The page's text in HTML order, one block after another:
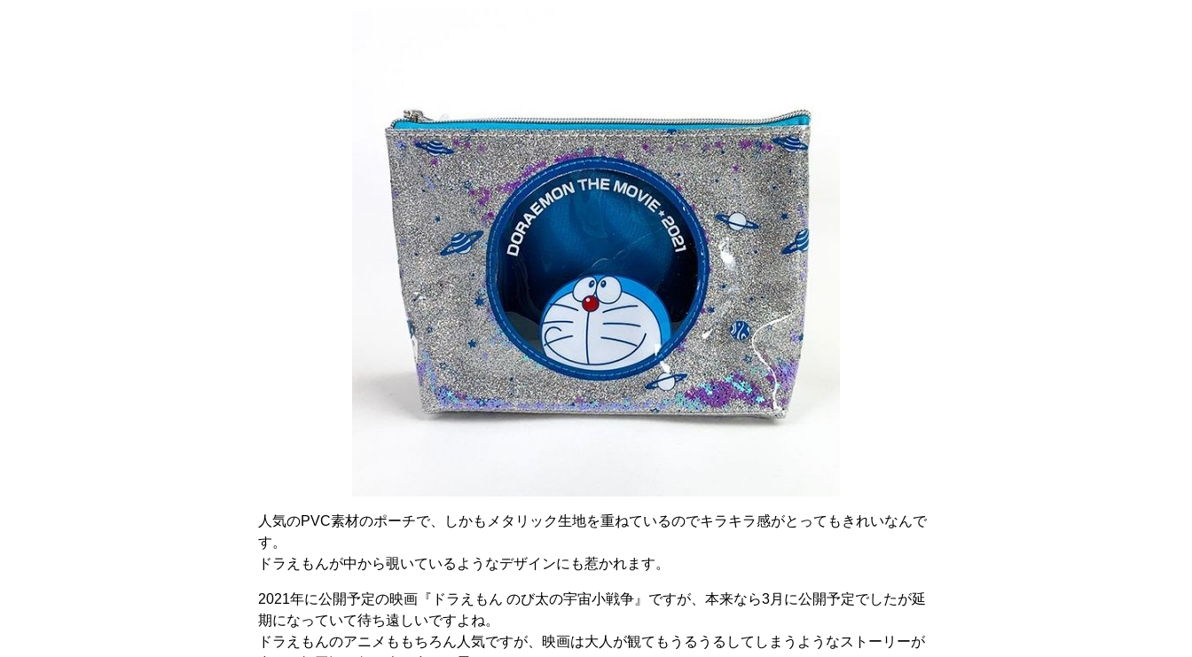
人気のPVC素材のポーチで、しかもメタリック生地を重ねているのでキラキラ感がとってもきれいなんで
す。
ドラえもんが中から覗いているようなデザインにも惹かれます。
2021年に公開予定の映画『ドラえもん のび太の宇宙小戦争』ですが、本来なら3月に公開予定でしたが延
期になっていて待ち遠しいですよね。
ドラえもんのアニメももちろん人気ですが、映画は大人が観てもうるうるしてしまうようなストーリーが